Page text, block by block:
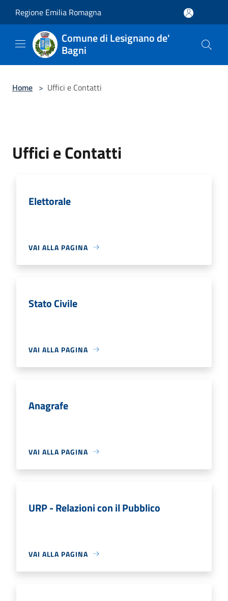
Regione Emilia Romagna
Comune di Lesignano de'
Bagni
Home > Uffici e Contatti
Uffici e Contatti
Elettorale
VAI ALLA PAGINA
Stato Civile
VAI ALLA PAGINA
Anagrafe
VAI ALLA PAGINA
URP - Relazioni con il Pubblico
VAI ALLA PAGINA